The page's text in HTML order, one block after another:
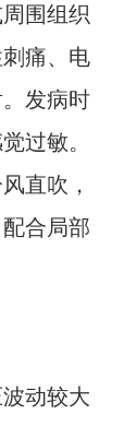
围组织
痛、电
发病时
过敏。
直吹，
合局部
动较大